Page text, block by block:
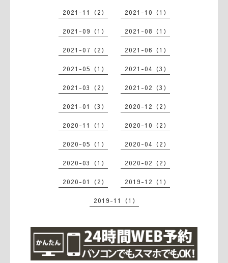
2021-11（2） 2021-10（1）
2021-09（1） 2021-08（1）
2021-07（2） 2021-06（1）
2021-05（1） 2021-04（3）
2021-03（2） 2021-02（3）
2021-01（3） 2020-12（2）
2020-11（1） 2020-10（2）
2020-05（1） 2020-04（2）
2020-03（1） 2020-02（2）
2020-01（2） 2019-12（1）
2019-11（1）